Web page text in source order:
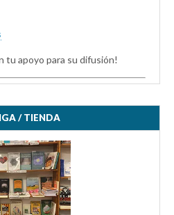
tu apoyo para su difusión!
/ TIENDA